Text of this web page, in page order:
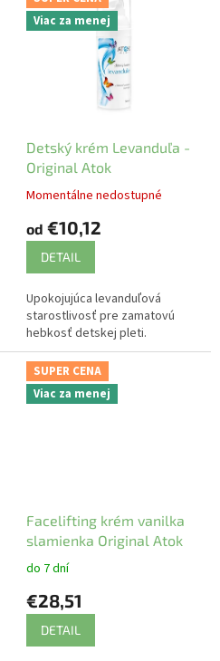
Viac za menej
Detský krém Levanduľa -
Original Atok
Momentálne nedostupné
od €10,12
DETAIL
Upokojujúca levanduľová
starostlivosť pre zamatovú
hebkosť detskej pleti.
SUPER CENA
Viac za menej
Facelifting krém vanilka
slamienka Original Atok
do 7 dní
€28,51
DETAIL